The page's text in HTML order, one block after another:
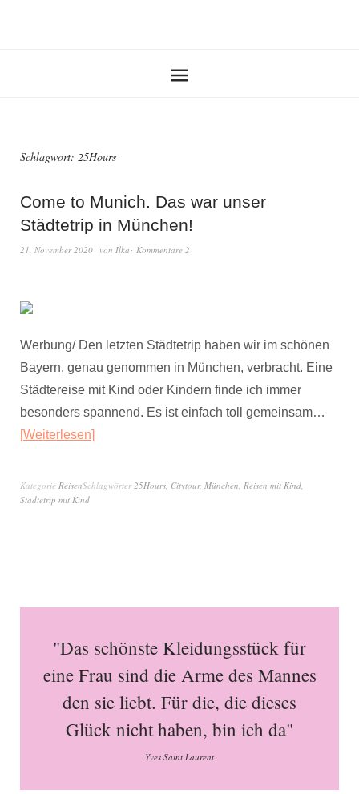
Schlagwort: 25Hours
Come to Munich. Das war unser
Städtetrip in München!
21. November 2020 von Ilka Kommentare 2
Werbung/ Den letzten Städtetrip haben wir im schönen
Bayern, genau genommen in München, verbracht. Eine
Städtereise mit Kind oder Kindern finde ich immer
besonders spannend. Es ist einfach toll gemeinsam…
Weiterlesen
Kategorie ReisenSchlagwörter25Hours, Citytour, München, Reisen mit Kind,
Städtetrip mit Kind
"Das schönste Kleidungsstück für
eine Frau sind die Arme des Mannes
den sie liebt. Für die, die dieses
Glück nicht haben, bin ich da"
Yves Saint Laurent